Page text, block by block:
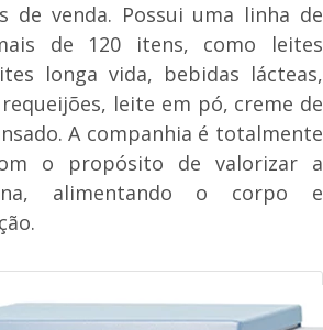
de venda. Possui uma linha de
de 120 itens, como leites
longa vida, bebidas lácteas,
leite em pó, creme de
A companhia é totalmente
o propósito de valorizar a
alimentando o corpo e